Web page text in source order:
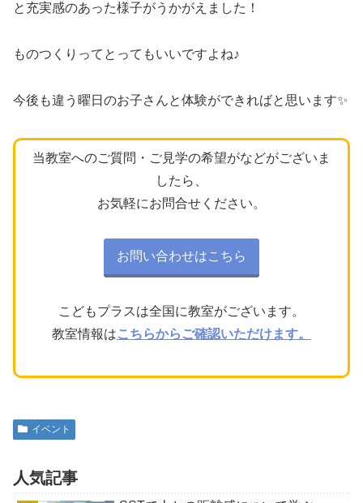
と充実感のあった様子がうかがえました！
ものつくりってとってもいいですよね♪
今後も違う曜日のお子さんと体験ができればと思います✨
当教室へのご質問・ご見学の希望がなどがございま
したら、
お気軽にお問合せください。
お問い合わせはこちら
こどもプラスは全国に教室がございます。
教室情報はこちらからご確認いただけます。
イベント
人気記事